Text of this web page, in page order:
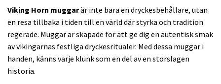
Viking Horn muggarär inte bara en dryckesbehållare, utan
en resa tillbaka i tiden till en värld där styrka och tradition
regerade. Muggar är skapade för att ge dig en autentisk smak
av vikingarnas festliga dryckesritualer. Med dessa muggar i
handen, känns varje klunk som en del av en storslagen
historia.